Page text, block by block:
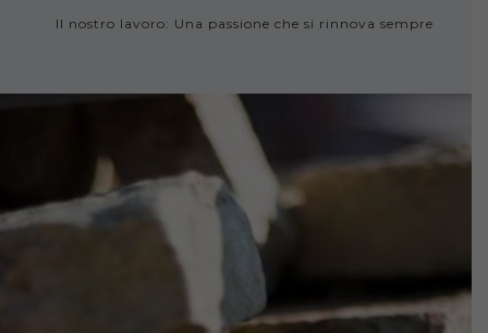
Il nostro lavoro: Una passione che si rinnova sempre